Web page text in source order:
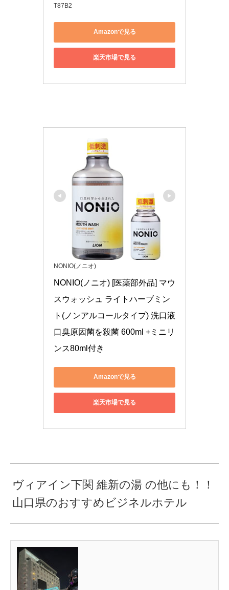
T87B2
Amazonで見る
楽天市場で見る
NONIO(ノニオ)
NONIO(ノニオ) [医薬部外品] マウ
スウォッシュ ライトハーブミン
ト(ノンアルコールタイプ) 洗口液
口臭原因菌を殺菌 600ml +ミニリ
ンス80ml付き
Amazonで見る
楽天市場で見る
ヴィアイン下関 維新の湯 の他にも！！
山口県のおすすめビジネルホテル